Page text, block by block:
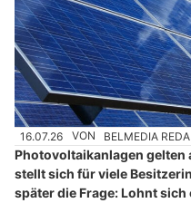
16.07.26 VON BELMEDIA
Photovoltaikanlagen gelten
stellt sich für viele
später die Frage: Lohnt